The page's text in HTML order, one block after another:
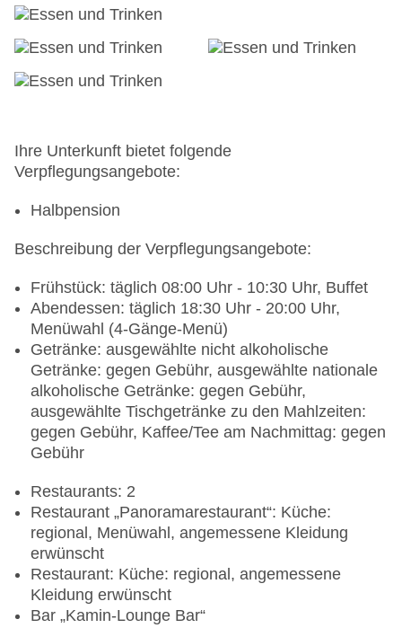
Ihre Unterkunft bietet folgende
Verpflegungsangebote:
Halbpension
Beschreibung der Verpflegungsangebote:
Frühstück: täglich 08:00 Uhr - 10:30 Uhr, Buffet
Abendessen: täglich 18:30 Uhr - 20:00 Uhr,
Menüwahl (4-Gänge-Menü)
Getränke: ausgewählte nicht alkoholische
Getränke: gegen Gebühr, ausgewählte nationale
alkoholische Getränke: gegen Gebühr,
ausgewählte Tischgetränke zu den Mahlzeiten:
gegen Gebühr, Kaffee/Tee am Nachmittag: gegen
Gebühr
Restaurants: 2
Restaurant „Panoramarestaurant“: Küche:
regional, Menüwahl, angemessene Kleidung
erwünscht
Restaurant: Küche: regional, angemessene
Kleidung erwünscht
Bar „Kamin-Lounge Bar“